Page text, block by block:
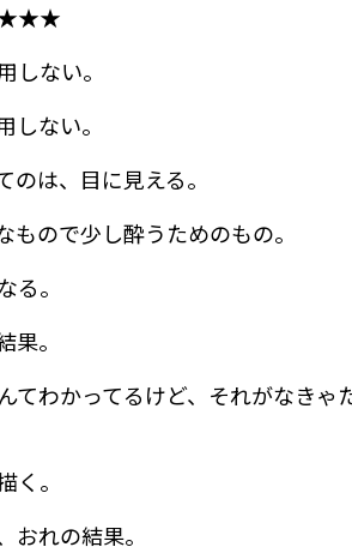
しない。
しない。
は、目に見える。
もので少し酔うためのもの。
る。
果。
てわかってるけど、それがなきゃ
く。
おれの結果。